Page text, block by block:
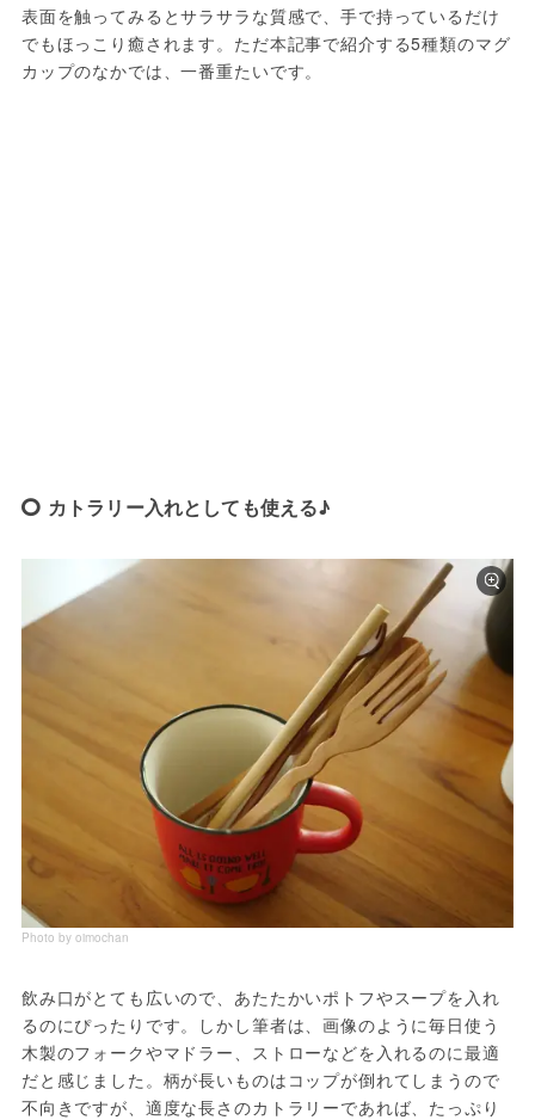
表面を触ってみるとサラサラな質感で、手で持っているだけ
でもほっこり癒されます。ただ本記事で紹介する5種類のマグ
カップのなかでは、一番重たいです。
カトラリー入れとしても使える♪
Photo by oimochan
飲み口がとても広いので、あたたかいポトフやスープを入れ
るのにぴったりです。しかし筆者は、画像のように毎日使う
木製のフォークやマドラー、ストローなどを入れるのに最適
だと感じました。柄が長いものはコップが倒れてしまうので
不向きですが、適度な長さのカトラリーであれば、たっぷり